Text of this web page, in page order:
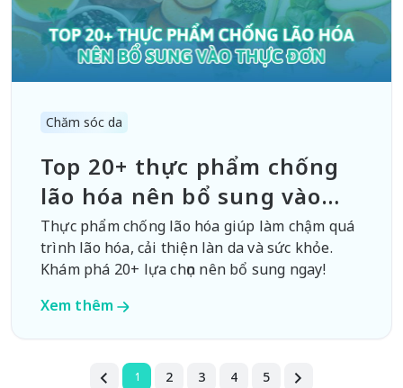
Chăm sóc da
Top 20+ thực phẩm chống
lão hóa nên bổ sung vào
thực đơn
Thực phẩm chống lão hóa giúp làm chậm quá
trình lão hóa, cải thiện làn da và sức khỏe.
Khám phá 20+ lựa chọn nên bổ sung ngay!
Xem thêm
1 2 3 4 5